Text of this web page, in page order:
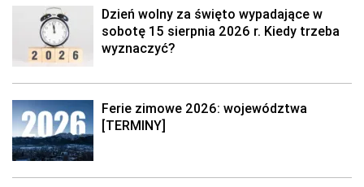
Dzień wolny za święto wypadające w
sobotę 15 sierpnia 2026 r. Kiedy trzeba
wyznaczyć?
Ferie zimowe 2026: województwa
[TERMINY]